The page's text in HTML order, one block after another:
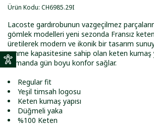
Ürün Kodu: CH6985.29I
Lacoste gardırobunun vazgeçilmez
gömlek modelleri yeni sezonda Fransız
üretilerek modern ve ikonik bir tasarım
emme kapasitesine sahip olan keten kumaş
zamanda gün boyu konfor sağlar.
Regular fit
Yeşil timsah logosu
Keten kumaş yapısı
Düğmeli yaka
%100 Keten